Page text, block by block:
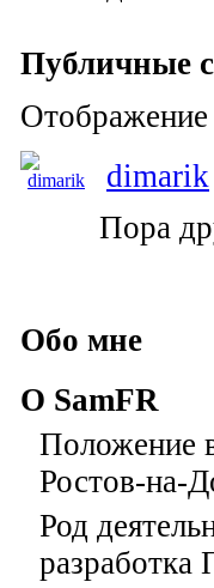
Публичные
dimarik
Пора
Обо мне
О SamFR
Положение
Ростов-на-
Род